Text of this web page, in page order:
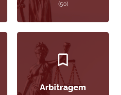
(50)
Arbitragem